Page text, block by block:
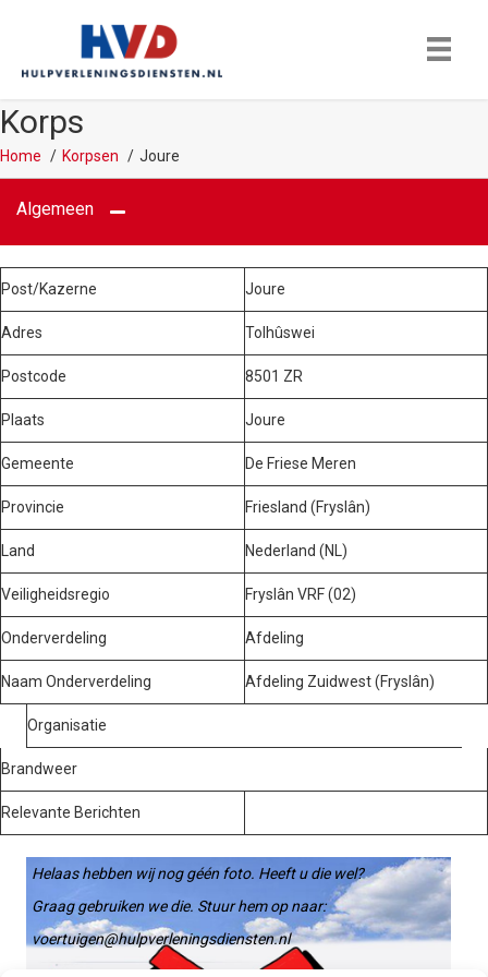
Korps
Home Korpsen Joure
Algemeen
Post/Kazerne Joure
Adres Tolhûswei
Postcode 8501 ZR
Plaats Joure
Gemeente De Friese Meren
Provincie Friesland (Fryslân)
Land Nederland (NL)
Veiligheidsregio Fryslân VRF (02)
Onderverdeling Afdeling
Naam Onderverdeling Afdeling Zuidwest (Fryslân)
Organisatie
Brandweer
Relevante Berichten
Helaas hebben wij nog géén foto. Heeft u die wel?
Graag gebruiken we die. Stuur hem op naar:
voertuigen@hulpverleningsdiensten.nl